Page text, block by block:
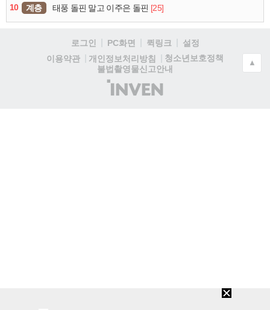
10
계층 태풍 돌핀 말고 이주은 돌핀 [25]
로그인 PC화면 퀵링크
설정
이용약관
개인정보처리방침
청소년보호정책
불법촬영물신고안내
(주)
인
▲